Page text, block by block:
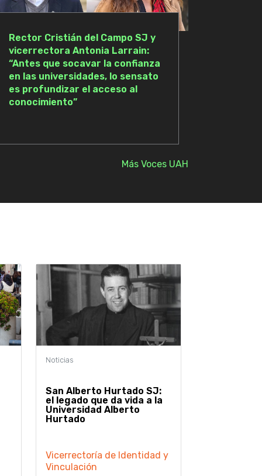
Rector Cristián del Campo SJ y
vicerrectora Antonia Larrain:
“Antes que socavar la confianza
en las universidades, lo sensato
es profundizar el acceso al
conocimiento”
Más Voces UAH
San Alberto Hurtado SJ:
el legado que da vida a la
Universidad Alberto
Hurtado
Vicerrectoría de Identidad y
Vinculación